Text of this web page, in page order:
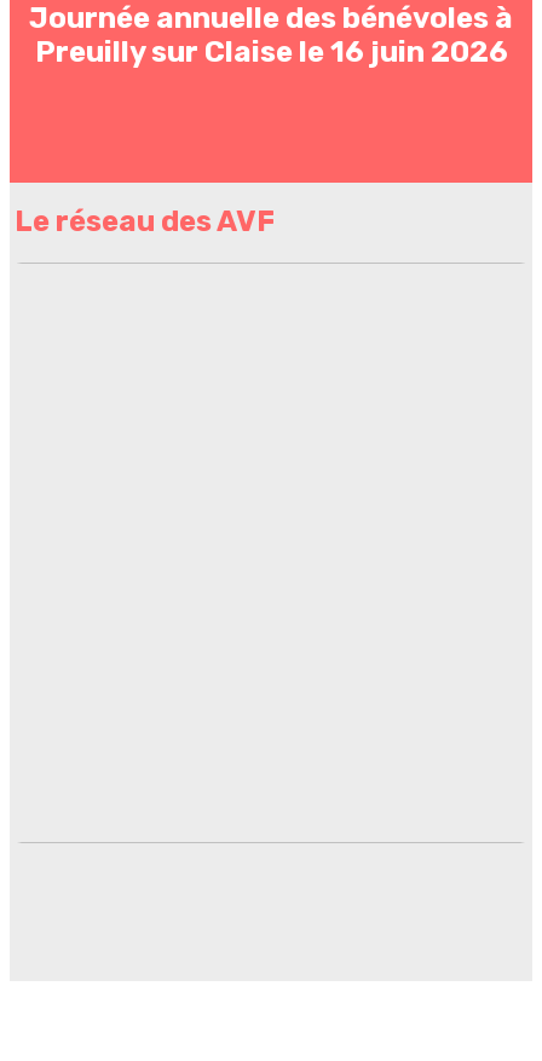
Journée annuelle des bénévoles à
Preuilly sur Claise le 16 juin 2026
Le réseau des AVF